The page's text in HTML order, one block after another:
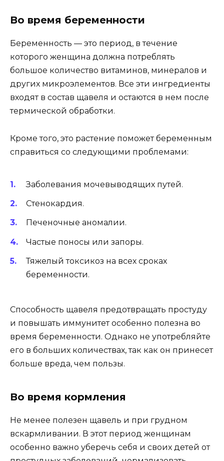
Во время беременности
Беременность — это период, в течение
которого женщина должна потреблять
большое количество витаминов, минералов и
других микроэлементов. Все эти ингредиенты
входят в состав щавеля и остаются в нем после
термической обработки.
Кроме того, это растение поможет беременным
справиться со следующими проблемами:
Заболевания мочевыводящих путей.
Стенокардия.
Печеночные аномалии.
Частые поносы или запоры.
Тяжелый токсикоз на всех сроках
беременности.
Способность щавеля предотвращать простуду
и повышать иммунитет особенно полезна во
время беременности. Однако не употребляйте
его в больших количествах, так как он принесет
больше вреда, чем пользы.
Во время кормления
Не менее полезен щавель и при грудном
вскармливании. В этот период женщинам
особенно важно уберечь себя и своих детей от